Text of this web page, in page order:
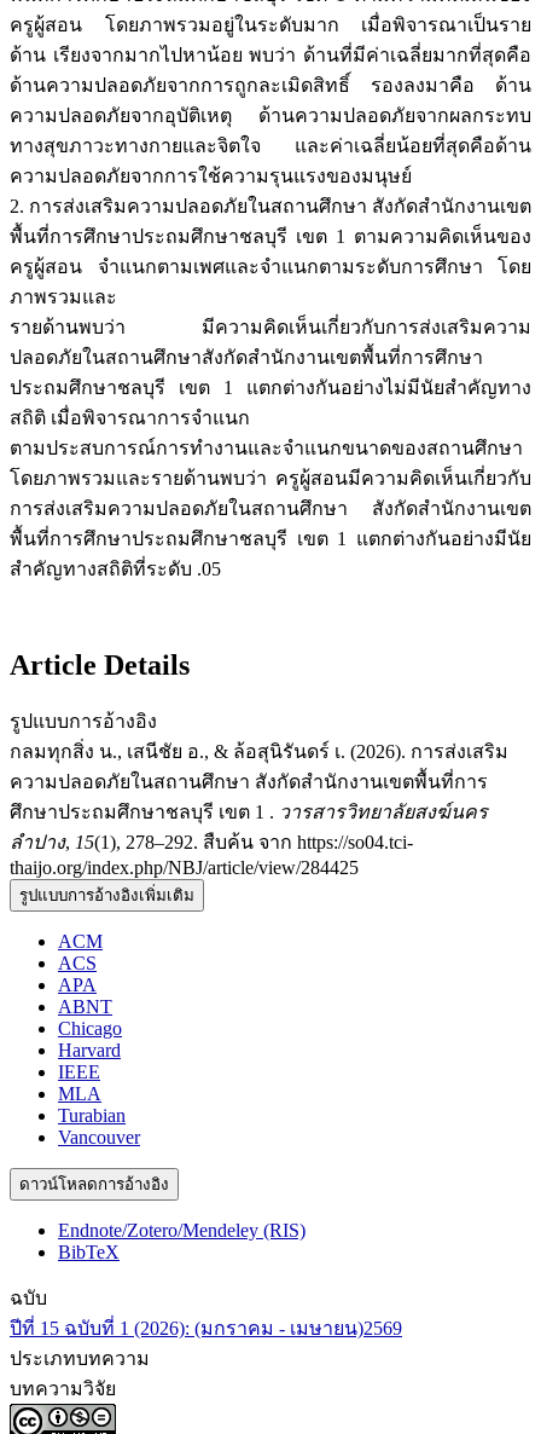
ครูผู้สอน โดยภาพรวมอยู่ในระดับมาก เมื่อพิจารณาเป็นราย
ด้าน เรียงจากมากไปหาน้อย พบว่า ด้านที่มีค่าเฉลี่ยมากที่สุดคือ
ด้านความปลอดภัยจากการถูกละเมิดสิทธิ์ รองลงมาคือ ด้าน
ความปลอดภัยจากอุบัติเหตุ ด้านความปลอดภัยจากผลกระทบ
ทางสุขภาวะทางกายและจิตใจ และค่าเฉลี่ยน้อยที่สุดคือด้าน
ความปลอดภัยจากการใช้ความรุนแรงของมนุษย์
2. การส่งเสริมความปลอดภัยในสถานศึกษา สังกัดสำนักงานเขต
พื้นที่การศึกษาประถมศึกษาชลบุรี เขต 1 ตามความคิดเห็นของ
ครูผู้สอน จำแนกตามเพศและจำแนกตามระดับการศึกษา โดย
ภาพรวมและ
รายด้านพบว่า มีความคิดเห็นเกี่ยวกับการส่งเสริมความ
ปลอดภัยในสถานศึกษาสังกัดสำนักงานเขตพื้นที่การศึกษา
ประถมศึกษาชลบุรี เขต 1 แตกต่างกันอย่างไม่มีนัยสำคัญทาง
สถิติ เมื่อพิจารณาการจำแนก
ตามประสบการณ์การทำงานและจำแนกขนาดของสถานศึกษา
โดยภาพรวมและรายด้านพบว่า ครูผู้สอนมีความคิดเห็นเกี่ยวกับ
การส่งเสริมความปลอดภัยในสถานศึกษา สังกัดสำนักงานเขต
พื้นที่การศึกษาประถมศึกษาชลบุรี เขต 1 แตกต่างกันอย่างมีนัย
สำคัญทางสถิติที่ระดับ .05
Article Details
รูปแบบการอ้างอิง
กลมทุกสิ่ง น., เสนีชัย อ., & ล้อสุนิรันดร์ เ. (2026). การส่งเสริม
ความปลอดภัยในสถานศึกษา สังกัดสำนักงานเขตพื้นที่การ
ศึกษาประถมศึกษาชลบุรี เขต 1 . วารสารวิทยาลัยสงฆ์นคร
ลำปาง, 15(1), 278–292. สืบค้น จาก https://so04.tci-
thaijo.org/index.php/NBJ/article/view/284425
รูปแบบการอ้างอิงเพิ่มเติม
ACM
ACS
APA
ABNT
Chicago
Harvard
IEEE
MLA
Turabian
Vancouver
ดาวน์โหลดการอ้างอิง
Endnote/Zotero/Mendeley (RIS)
BibTeX
ฉบับ
ปีที่ 15 ฉบับที่ 1 (2026): (มกราคม - เมษายน)2569
ประเภทบทความ
บทความวิจัย